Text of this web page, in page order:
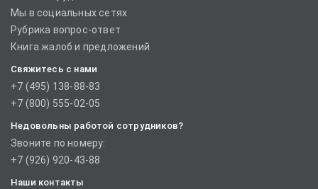
Мы в социальных сетях
Рубрика вопрос-ответ
Книга жалоб и предложений
Свяжитесь с нами
+7 (495) 138-88-83
+7 (800) 555-02-05
Недовольны работой сотрудников?
Звоните по номеру:
+7 (926) 920-43-88
Наши контакты